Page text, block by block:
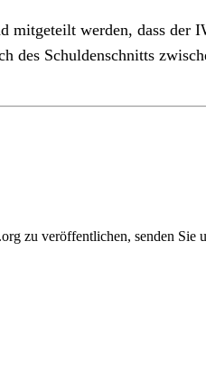
mitgeteilt werden, dass
des Schuldenschnitts
zu veröffentlichen, senden Sie